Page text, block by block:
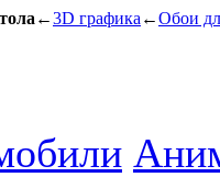
←3D графика ←Обои